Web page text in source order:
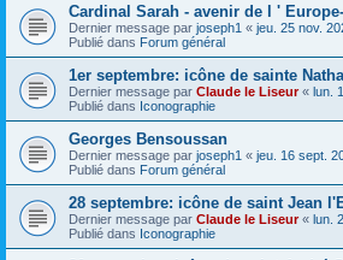
Cardinal Sarah - avenir de l ' Europe-
Dernier message par joseph1 « jeu. 25 nov.
Publié dans Forum général
1er septembre: icône de sainte
Dernier message par Claude le Liseur« lun.
Publié dans Iconographie
Georges Bensoussan
Dernier message par joseph1 « jeu. 16 sept.
Publié dans Forum général
28 septembre: icône de saint Jean
Dernier message par Claude le Liseur« lun.
Publié dans Iconographie